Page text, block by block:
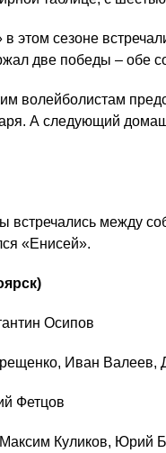
этом сезоне
две победы – обе
волейболистам
А следующий
встречались между
«Енисей».
Осипов
Иван Валеев,
Фетцов
Максим Куликов, Юрий